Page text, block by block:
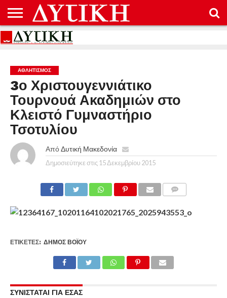
ΑΡΧΙΚΉ
ΕΠΙΚΟΙΝΩΝΊΑ
ΌΡΟΙ
ΠΡΟΣΤΑΣΊΑ
ΑΘΛΗΤΙΣΜΌΣ
3ο Χριστουγεννιάτικο
Τουρνουά Ακαδημιών στο
Κλειστό Γυμναστήριο
Τσοτυλίου
Από Δυτική Μακεδονία
Δημοσιεύτηκε στις 15 Δεκεμβρίου 2015
ΕΤΙΚΕΤΕΣ: ΔΉΜΟΣ ΒΟΪ́ΟΥ
ΣΥΝΙΣΤΑΤΑΙ ΓΙΑ ΕΣΑΣ